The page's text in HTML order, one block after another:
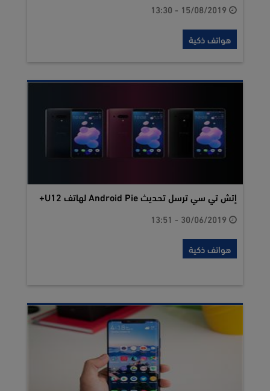
هواتف ذكية
إتش تي سي ترسل تحديث Android Pie لهاتف U12+
هواتف ذكية